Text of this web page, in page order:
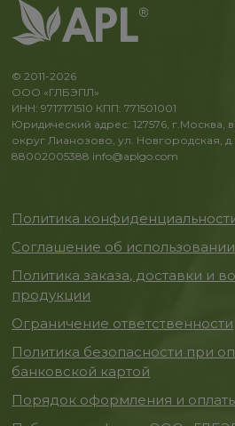
© 2011-2026
ООО «ГЛБЭПЛ»
ИНН: 9717171510 КПП: 771501001
Юридический адрес: 127576, г.Москва,
округ Лианозово, ул. Новгородская, д.
88002005388 info@aplgo.com
Политика
Соглашение об использовании
Политика заказа, доставки и
продукции
Ограничение ответственности
Политика безопасности при
банковской картой
Порядок оформления и